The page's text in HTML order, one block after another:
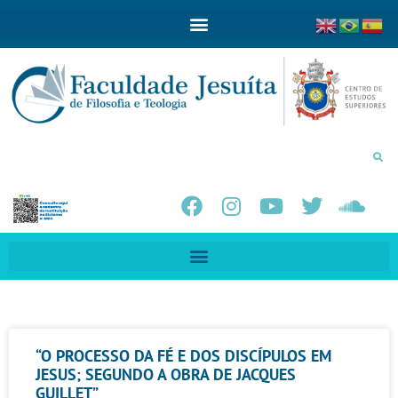
“O PROCESSO DA FÉ E DOS DISCÍPULOS EM
JESUS; SEGUNDO A OBRA DE JACQUES
GUILLET”